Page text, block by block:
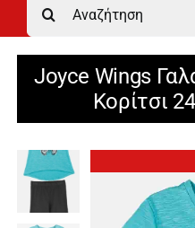
Ανδρικά
Γυναικεία
Αγόρι
για:
Joyce Wings
Κορίτσι